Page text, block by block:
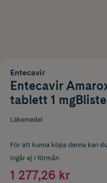
Entecavir
Entecavir
tablett 1
Läkemedel
För att kunna köpa denna kan
Ingår ej i förmån
1 277,26 kr